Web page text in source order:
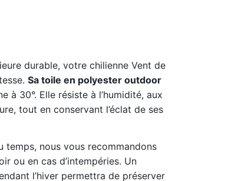
durable, votre chilienne Vent de
Sa toile en polyester outdoor
à 30°. Elle résiste à l’humidité, aux
tout en conservant l’éclat de ses
temps, nous vous recommandons
ou en cas d’intempéries. Un
l’hiver permettra de préserver